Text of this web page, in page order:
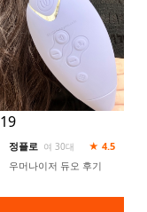
19
정플로 여 30대
★ 4.5
우머나이저 듀오 후기